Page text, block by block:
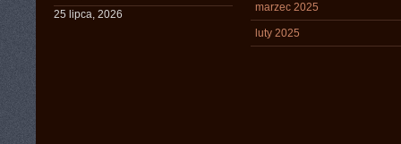
25 lipca, 2026
marzec 2025
luty 2025